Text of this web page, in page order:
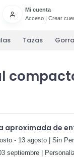
Mi cuenta
Acceso| Crear
Tazas
aproximada de
- 13 agosto | Sin
septiembre|